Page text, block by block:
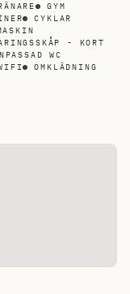
GYM
CYKLAR
- KORT
WC
OMKLÄDNING